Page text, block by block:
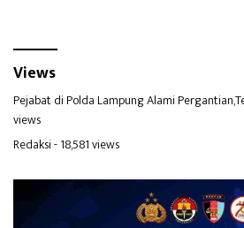
Views
Pejabat di Polda Lampung Alami
views
Redaksi- 18,581 views